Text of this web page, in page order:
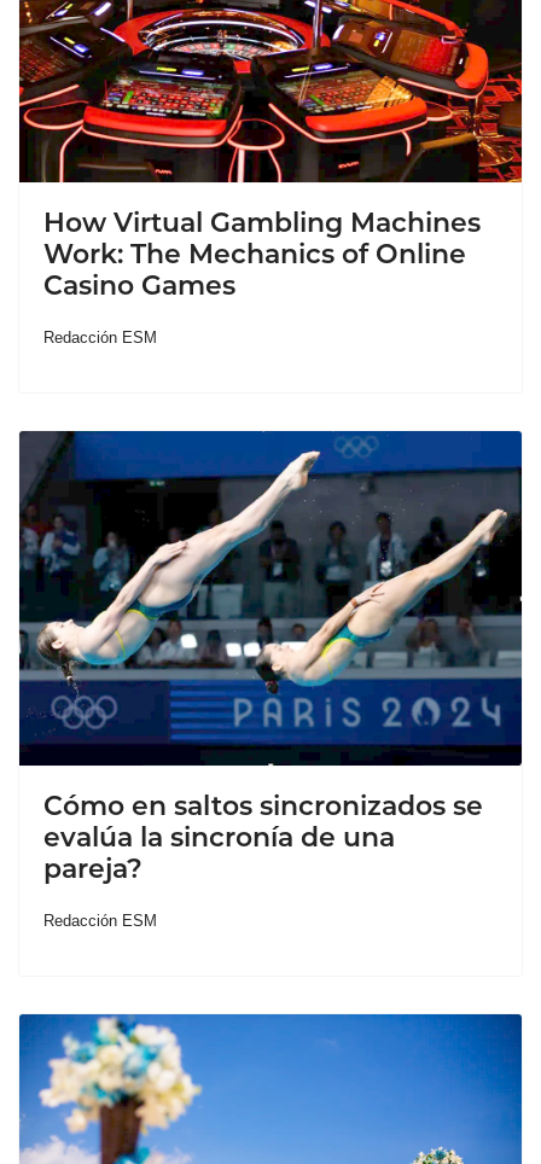
How Virtual Gambling Machines
Work: The Mechanics of Online
Casino Games
Redacción ESM
Cómo en saltos sincronizados se
evalúa la sincronía de una
pareja?
Redacción ESM